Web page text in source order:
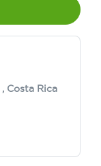
, Costa Rica